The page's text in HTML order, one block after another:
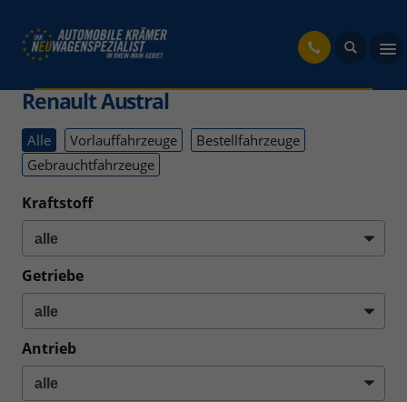
Renault Austral
Alle Vorlauffahrzeuge
Bestellfahrzeuge
Gebrauchtfahrzeuge
Kraftstoff
Getriebe
Antrieb